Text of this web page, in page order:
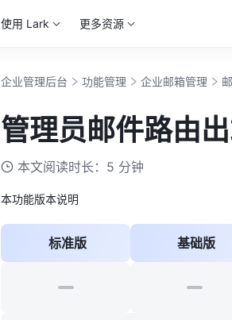
使用 Lark 更多资源
企业管理后台 功能管理 企业邮箱管理
管理员邮件路由
本文阅读时长：5 分钟
本功能版本说明
标准版 基础版